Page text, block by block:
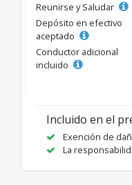
Reunirse y Saludar
Depósito en efectivo
aceptado
Conductor adicional
incluido
Incluido en el
Exención de
La